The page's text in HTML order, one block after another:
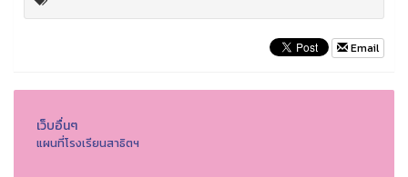
Email
เว็บอื่นๆ
แผนที่โรงเรียนสาธิตฯ